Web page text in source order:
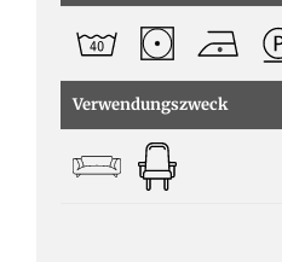
Verwendungszweck